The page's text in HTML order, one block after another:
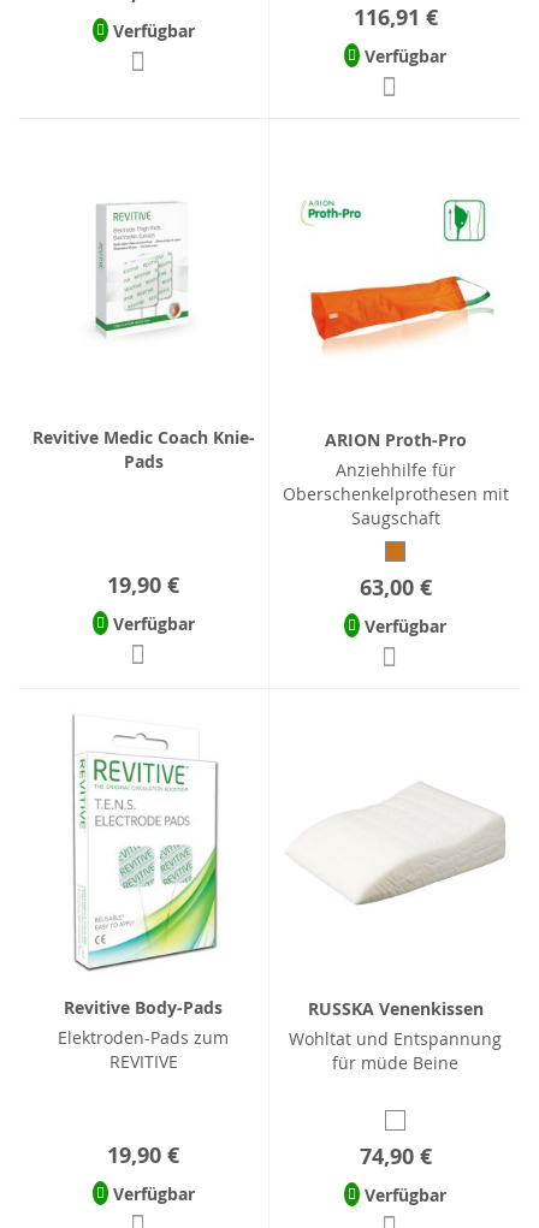
Verfügbar 116,91 €
Verfügbar
Revitive Medic Coach Knie-
Pads
19,90 €
Verfügbar
ARION Proth-Pro
Anziehhilfe für
Oberschenkelprothesen mit
Saugschaft
63,00 €
Verfügbar
Revitive Body-Pads
Elektroden-Pads zum
REVITIVE
19,90 €
Verfügbar
RUSSKA Venenkissen
Wohltat und Entspannung
für müde Beine
74,90 €
Verfügbar